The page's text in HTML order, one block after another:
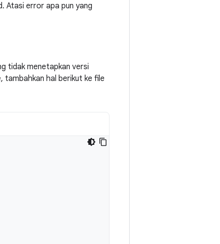
Atasi error apa pun yang
tidak menetapkan versi
tambahkan hal berikut ke file